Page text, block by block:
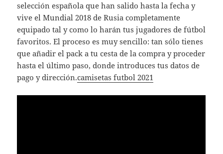
selección española que han salido hasta la fecha y
vive el Mundial 2018 de Rusia completamente
equipado tal y como lo harán tus jugadores de fútbol
favoritos. El proceso es muy sencillo: tan sólo tienes
que añadir el pack a tu cesta de la compra y proceder
hasta el último paso, donde introduces tus datos de
pago y dirección.camisetas futbol 2021